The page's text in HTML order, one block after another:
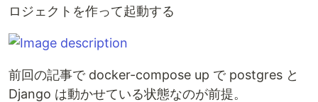
ロジェクトを作って起動する
前回の記事で docker-compose up で postgres と
Django は動かせている状態なのが前提。